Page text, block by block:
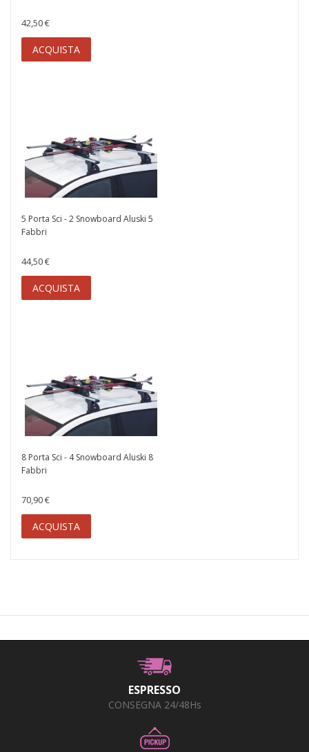
42,50 €
ACQUISTA
5 Porta Sci - 2 Snowboard Aluski 5
Fabbri
44,50 €
ACQUISTA
8 Porta Sci - 4 Snowboard Aluski 8
Fabbri
70,90 €
ACQUISTA
ESPRESSO
CONSEGNA 24/48Hs